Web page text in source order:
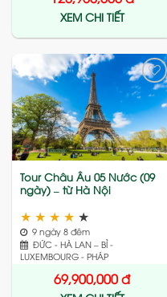
XEM CHI TIẾT
Add
to
wishlist
Tour Châu Âu 05 Nước (09
ngày) – từ Hà Nội
★ ★ ★ ★ ★
9 ngày 8 đêm
ĐỨC - HÀ LAN – BỈ -
LUXEMBOURG - PHÁP
69,900,000đ